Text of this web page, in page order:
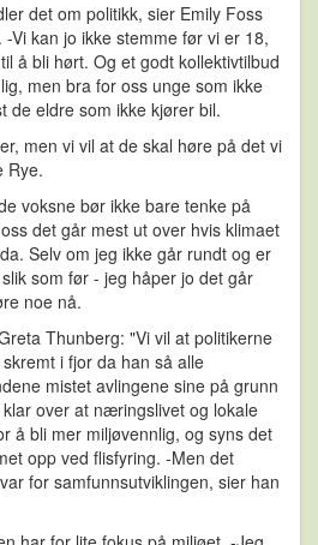
det om politikk, sier Emily Foss
Vi kan jo ikke stemme før vi er 18,
å bli hørt. Og et godt kollektivtilbud
men bra for oss unge som ikke
de eldre som ikke kjører bil.
men vi vil at de skal høre på det vi
Rye.
voksne bør ikke bare tenke på
det går mest ut over hvis klimaet
Selv om jeg ikke går rundt og er
som før - jeg håper jo det går
noe nå.
Thunberg: "Vi vil at politikerne
i fjor da han så alle
mistet avlingene sine på grunn
over at næringslivet og lokale
å bli mer miljøvennlig, og syns det
opp ved flisfyring. -Men det
for samfunnsutviklingen, sier han